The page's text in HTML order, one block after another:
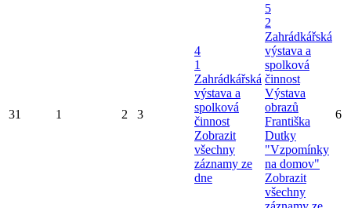
31 1 2 3
4
1
Zahrádkářská
výstava a
spolková
činnost
Zobrazit
všechny
záznamy ze
dne
5
2
Zahrádkářská
výstava a
spolková
činnost
Výstava
obrazů
Františka
Dutky
"Vzpomínky
na domov"
Zobrazit
všechny
6